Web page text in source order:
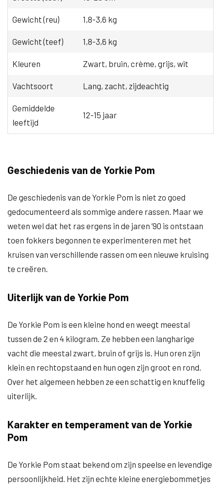
Gewicht (reu) 1,8-3,6 kg
Gewicht (teef) 1,8-3,6 kg
Kleuren Zwart, bruin, crème, grijs, wit
Vachtsoort Lang, zacht, zijdeachtig
Gemiddelde
leeftijd
12-15 jaar
Geschiedenis van de Yorkie Pom
De geschiedenis van de Yorkie Pom is niet zo goed
gedocumenteerd als sommige andere rassen. Maar we
weten wel dat het ras ergens in de jaren ’90 is ontstaan
toen fokkers begonnen te experimenteren met het
kruisen van verschillende rassen om een nieuwe kruising
te creëren.
Uiterlijk van de Yorkie Pom
De Yorkie Pom is een kleine hond en weegt meestal
tussen de 2 en 4 kilogram. Ze hebben een langharige
vacht die meestal zwart, bruin of grijs is. Hun oren zijn
klein en rechtopstaand en hun ogen zijn groot en rond.
Over het algemeen hebben ze een schattig en knuffelig
uiterlijk.
Karakter en temperament van de Yorkie
Pom
De Yorkie Pom staat bekend om zijn speelse en levendige
persoonlijkheid. Het zijn echte kleine energiebommetjes